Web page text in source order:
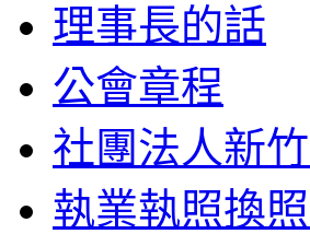
理事長的話
公會章程
社團法人新
執業執照換